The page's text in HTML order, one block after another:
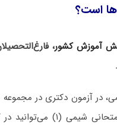
ها است؟
آموزش کشور،
دارند. این موضوع بدین معناست که با